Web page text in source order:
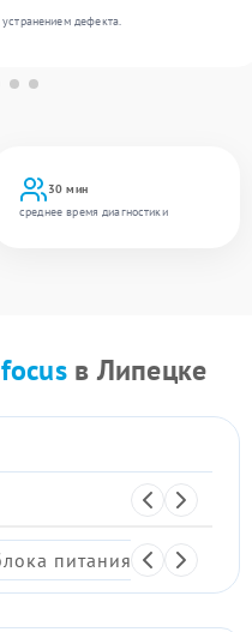
30 мин
среднее время диагностики
дефекта.
в Липецке
питания